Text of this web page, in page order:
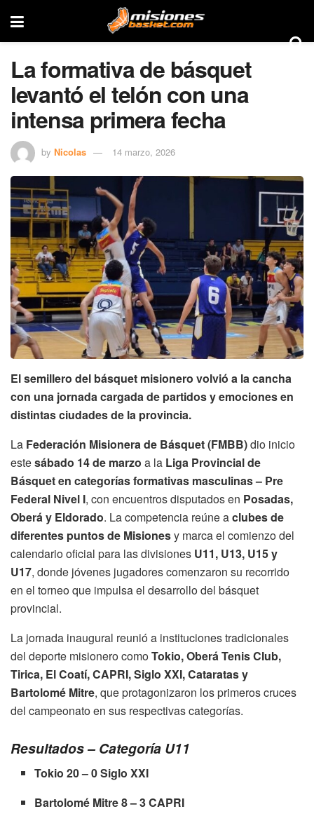
La formativa de básquet
levantó el telón con una
intensa primera fecha
by Nicolas 14 marzo, 2026
El semillero del básquet misionero volvió a la cancha
con una jornada cargada de partidos y emociones en
distintas ciudades de la provincia.
La Federación Misionera de Básquet (FMBB)dio inicio
estesábado 14 de marzo a la Liga Provincial de
Básquet en categorías formativas masculinas – Pre
Federal Nivel I, con encuentros disputados en Posadas,
Oberá y Eldorado. La competencia reúne aclubes de
diferentes puntos de Misionesy marca el comienzo del
calendario oficial para las divisiones U11, U13, U15 y
U17, donde jóvenes jugadores comenzaron su recorrido
en el torneo que impulsa el desarrollo del básquet
provincial.
La jornada inaugural reunió a instituciones tradicionales
del deporte misionero comoTokio, Oberá Tenis Club,
Tirica, El Coatí, CAPRI, Siglo XXI, Cataratas y
Bartolomé Mitre, que protagonizaron los primeros cruces
del campeonato en sus respectivas categorías.
Resultados – Categoría U11
Tokio 20 – 0 Siglo XXI
Bartolomé Mitre 8 – 3 CAPRI